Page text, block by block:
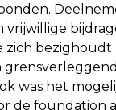
vrijwillige
zich bezighoudt
was het
de foundation